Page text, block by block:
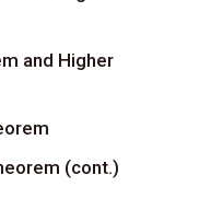
and Higher
(cont.)